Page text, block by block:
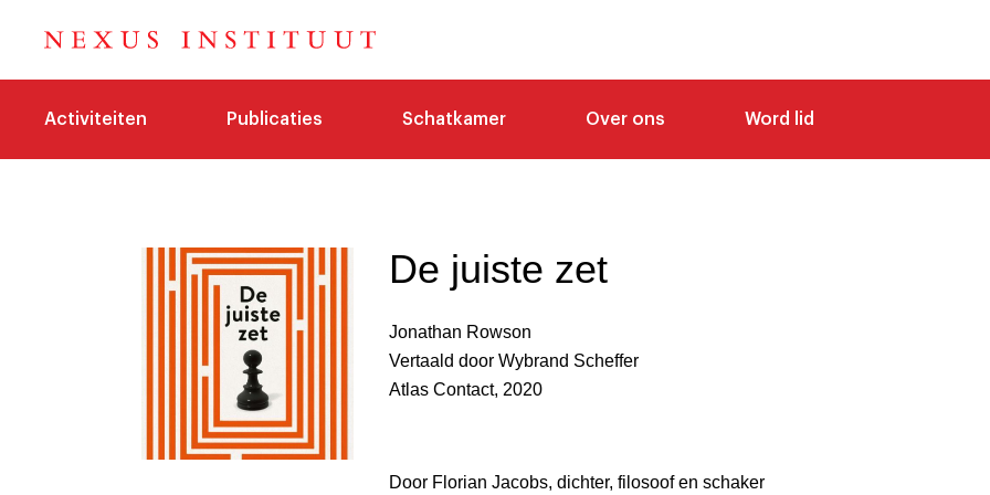
Activiteiten Publicaties Schatkamer Over ons Word lid
De juiste zet
Jonathan Rowson
Vertaald door Wybrand Scheffer
Atlas Contact, 2020
Door Florian Jacobs, dichter, filosoof en schaker